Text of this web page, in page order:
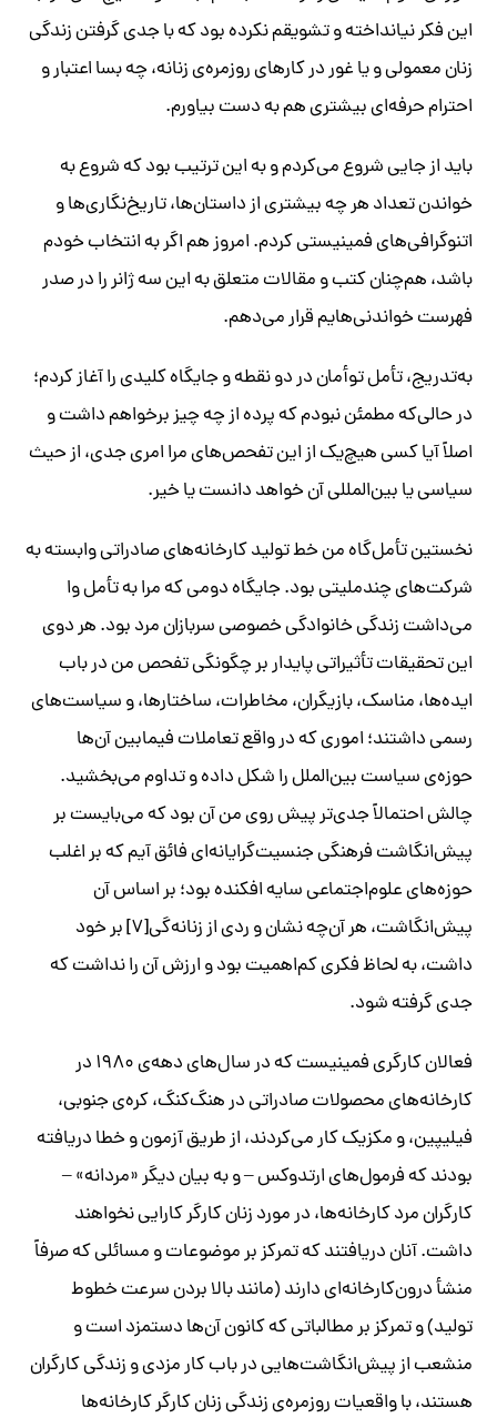
این فکر نیانداخته و تشویقم نکرده بود که با جدی گرفتن زندگی
زنان معمولی و یا غور در کارهای روزمره‌ی زنانه، چه بسا اعتبار و
احترام حرفه‌ای بیشتری هم به دست بیاورم.
باید از جایی شروع می‌کردم و به‌ این ترتیب بود که شروع به
خواندن تعداد هر چه بیشتری از داستان‌ها، تاریخ‌نگاری‌ها و
اتنوگرافی‌های فمینیستی کردم. امروز هم اگر به انتخاب خودم
باشد، هم‌چنان کتب و مقالات متعلق به این سه ژانر را در صدر
فهرست خواندنی‌هایم قرار می‌دهم.
به‌تدریج، تأمل توأمان در دو نقطه و جایگاه کلیدی را آغاز کردم؛
در حالی‌که مطمئن نبودم که پرده از چه چیز برخواهم داشت و
اصلاً آیا کسی هیچ‌یک از این تفحص‌های مرا امری جدی، از حیث
سیاسی یا بین‌المللی آن خواهد دانست یا خیر.
نخستین تأمل‌گاه من خط تولید کارخانه‌های صادراتی وابسته به
شرکت‌های چندملیتی بود. جایگاه دومی که مرا به تأمل وا
می‌داشت زندگی خانوادگی خصوصی سربازان مرد بود. هر دوی
این تحقیقات تأثیراتی پایدار بر چگونگی تفحص من در باب
ایده‌ها، مناسک، بازیگران، مخاطرات، ساختارها، و سیاست‌های
رسمی داشتند؛ اموری که در واقع تعاملات فیمابین‌ آن‌ها
حوزه‌ی سیاست بین‌الملل را شکل داده و تداوم می‌بخشید.
چالش احتمالاً جدی‌تر پیش روی من آن بود که می‌بایست بر
پیش‌انگاشت فرهنگی جنسیت‌گرایانه‌ای فائق آیم که بر اغلب
حوزه‌های علوم‌اجتماعی سایه افکنده بود؛ بر اساس آن
پیش‌انگاشت، هر آن‌چه نشان و ردی از زنانه‌گی[۷] بر خود
داشت، به لحاظ فکری کم‌اهمیت بود و ارزش آن را نداشت که
جدی گرفته شود.
فعالان کارگری فمینیست که در سال‌های دهه‌ی ۱۹۸۰ در
کارخانه‌های محصولات صادراتی در هنگ‌کنگ، کره‌ی جنوبی،
فیلیپین، و مکزیک کار می‌کردند، از طریق آزمون و خطا دریافته
بودند که فرمول‌های ارتدوکس – و به بیان ‌دیگر «مردانه» –
کارگران مرد کارخانه‌ها، در مورد زنان کارگر کارایی نخواهند
داشت. آنان دریافتند که تمرکز بر موضوعات و مسائلی که صرفاً
منشأ درون‌کارخانه‌ای دارند (مانند بالا بردن سرعت خطوط
تولید) و تمرکز بر مطالباتی که کانون آن‌ها دستمزد است و
منشعب از پیش‌انگاشت‌هایی در باب کار مزدی و زندگی کارگران
هستند، با واقعیات روزمره‌ی زندگی زنان کارگر کارخانه‌ها